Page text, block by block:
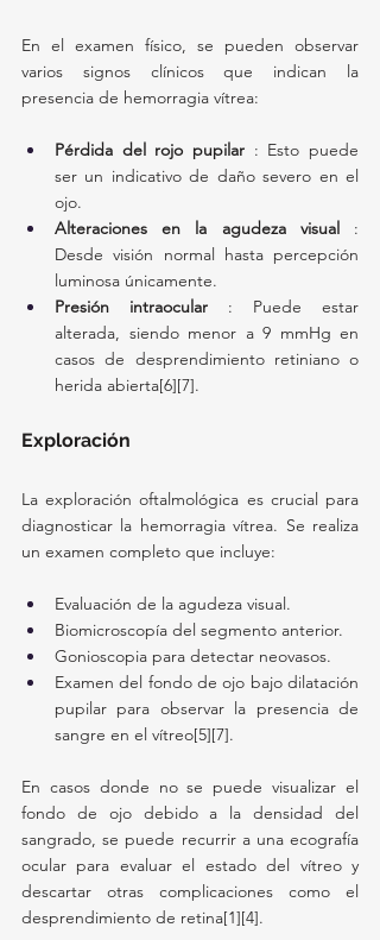
En el examen físico, se pueden observar
varios signos clínicos que indican la
presencia de hemorragia vítrea:
Pérdida del rojo pupilar : Esto puede
ser un indicativo de daño severo en el
ojo.
Alteraciones en la agudeza visual :
Desde visión normal hasta percepción
luminosa únicamente.
Presión intraocular : Puede estar
alterada, siendo menor a 9 mmHg en
casos de desprendimiento retiniano o
herida abierta[6][7].
Exploración
La exploración oftalmológica es crucial para
diagnosticar la hemorragia vítrea. Se realiza
un examen completo que incluye:
Evaluación de la agudeza visual.
Biomicroscopía del segmento anterior.
Gonioscopia para detectar neovasos.
Examen del fondo de ojo bajo dilatación
pupilar para observar la presencia de
sangre en el vítreo[5][7].
En casos donde no se puede visualizar el
fondo de ojo debido a la densidad del
sangrado, se puede recurrir a una ecografía
ocular para evaluar el estado del vítreo y
descartar otras complicaciones como el
desprendimiento de retina[1][4].